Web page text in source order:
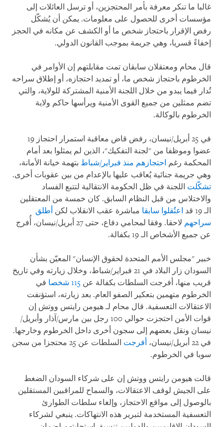
غالبا ما تنكر معرفة بأمر المحتجزين، أو ترسل العائلات إلى
مؤسسات أخرى للحصول على معلومات. يمكن أن يُشكّل
رفض الإقرار باحتجاز شخص ما أو الكشف عن مكانه في الحجز
إخفاءً قسريا، وهي جريمة بموجب القانون الدولي.
قال محام ومعتقلان سابقان تمت مقابلتهم إن الأوامر في
الخرطوم باحتجاز شخص ما، أو تمديد احتجازه، أو إطلاق سراحه
تُدار فيما يبدو من خلال اللجنة الأمنية المشتركة للولاية، والتي
تضم ممثلين من جميع القوى الأمنية ويرأسها حاكم ولاية
الخرطوم بالوكالة.
في 25 أبريل/نيسان، رفض قاض معاقبة استمرار احتجاز 19
عضوا وموظفا من "لجنة التفكيك"، الذين لم يمثلوا بعد أمام
المحكمة رغم احتجازهم منذ فبراير/شباط بتهمة خيانة الأمانة،
وهي جريمة جنائية يُعاقب عليها بالإعدام من بين عقوبات أخرى.
تشكّلت اللجنة في ظل الحكومة الانتقالية لتتبع الفساد
والاختلاس من قبل النظام السابق. كان خمسة من المعتقلين
الـ 19 قد
اعتُقلوا سابقا مباشرة عقب الانقلاب لكن أطلق
سراحهم
لاحقا. وفقا لمحامي دفاع، حتى 27 أبريل/نيسان، أُفرج
عن جميع الأشخاص الـ 19 بكفالة.
خبير "مجلس الأمم المتحدة لحقوق الإنسان" المعيّن بشأن
السودان زار البلاد في 21 فبراير/شباط، وخلال زيارته وفي تاريخ
قريب منها، أفرجت السلطات بكفالة عن 115 شخصا
في
الخرطوم متهمين بتعكير الصفو العام. بعد زيارته، استؤنفت
الاعتقالات التعسفية. قال محام لـ هيومن رايتس ووتش إن
قوات الأمن احتجزت حوالي 100 رجل بين مارس/آذار وأبريل/
نيسان ونقل بعضهم إلى سجون أخرى داخل الخرطوم وخارجها.
في 22 أبريل/نيسان،
أفرجت
السلطات عن 25 محتجزا من سجن
سوبا في الخرطوم.
قالت هيومن رايتس ووتش إن على شركاء السودان الضغط
على الجيش لوقف الاعتقالات، والسماح للمراقبين المستقلين
بالوصول إلى مواقع الاحتجاز، وإلغاء سلطات الطوارئ
التعسفية المستخدمة لتبرير هذه الانتهاكات. ينبغي لشركاء